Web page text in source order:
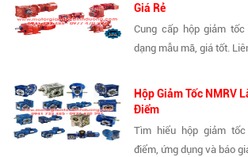
Giá Rẻ
Cung cấp hộp giảm
dạng mẫu mã, giá tốt.
Hộp Giảm Tốc NMRV
Điểm
Tìm hiểu hộp giảm
điểm, ứng dụng và báo